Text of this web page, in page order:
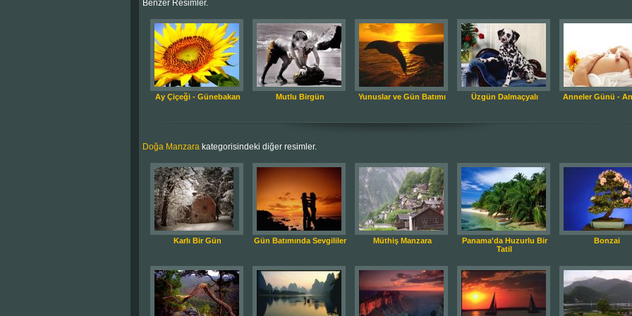
Benzer Resimler.
Ay Çiçeği - Günebakan Mutlu Birgün Yunuslar ve Gün Batımı Üzgün Dalmaçyalı Anneler Günü -
Doğa Manzara kategorisindeki diğer resimler.
Karlı Bir Gün Gün Batımında Sevgililer Müthiş Manzara
Panama'da Huzurlu Bir
Tatil
Bonzai